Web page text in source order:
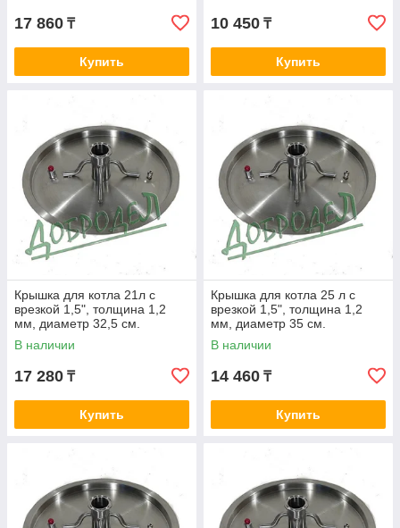
17 860 ₸
Купить
10 450 ₸
Купить
Крышка для котла 21л с
врезкой 1,5", толщина 1,2
мм, диаметр 32,5 см.
В наличии
17 280 ₸
Купить
Крышка для котла 25 л с
врезкой 1,5", толщина 1,2
мм, диаметр 35 см.
В наличии
14 460 ₸
Купить